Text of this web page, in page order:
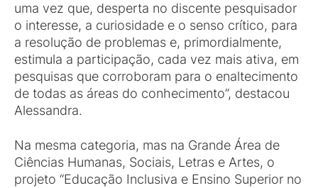
uma vez que, desperta no discente pesquisador
o interesse, a curiosidade e o senso crítico, para
a resolução de problemas e, primordialmente,
estimula a participação, cada vez mais ativa, em
pesquisas que corroboram para o enaltecimento
de todas as áreas do conhecimento”, destacou
Alessandra.
Na mesma categoria, mas na Grande Área de
Ciências Humanas, Sociais, Letras e Artes, o
projeto “Educação Inclusiva e Ensino Superior no